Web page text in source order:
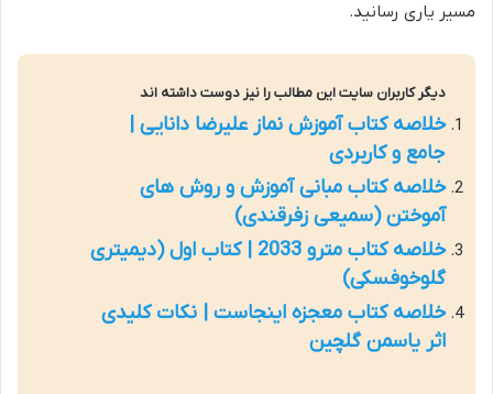
مسیر یاری رسانید.
دیگر کاربران سایت این مطالب را نیز دوست داشته اند
خلاصه کتاب آموزش نماز علیرضا دانایی |
جامع و کاربردی
خلاصه کتاب مبانی آموزش و روش های
آموختن (سمیعی زفرقندی)
خلاصه کتاب مترو 2033 | کتاب اول (دیمیتری
گلوخوفسکی)
خلاصه کتاب معجزه اینجاست | نکات کلیدی
اثر یاسمن گلچین